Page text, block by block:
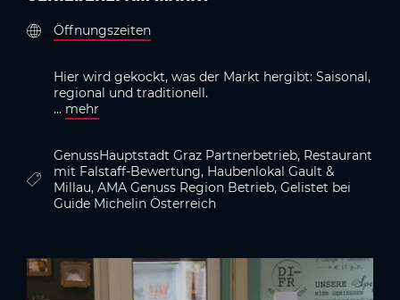
Öffnungszeiten
Hier wird gekockt, was der Markt hergibt: Saisonal,
regional und traditionell.
... mehr
GenussHauptstadt Graz Partnerbetrieb, Restaurant
mit Falstaff-Bewertung, Haubenlokal Gault &
Millau, AMA Genuss Region Betrieb, Gelistet bei
Guide Michelin Österreich